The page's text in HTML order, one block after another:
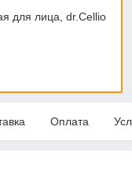
для лица, dr.Cellio
Оплата